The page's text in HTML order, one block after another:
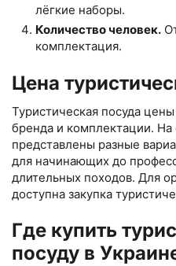
лёгкие наборы.
Количество человек.
комплектация.
Цена
Туристическая посуда
бренда и комплектации. На
представлены разные
для начинающих до
длительных походов. Для
доступна закупка
Где купить
посуду в